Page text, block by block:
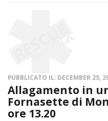
PUBBLICATO IL: DECEMBER 25,
Allagamento in
Fornasette di
ore 13.20